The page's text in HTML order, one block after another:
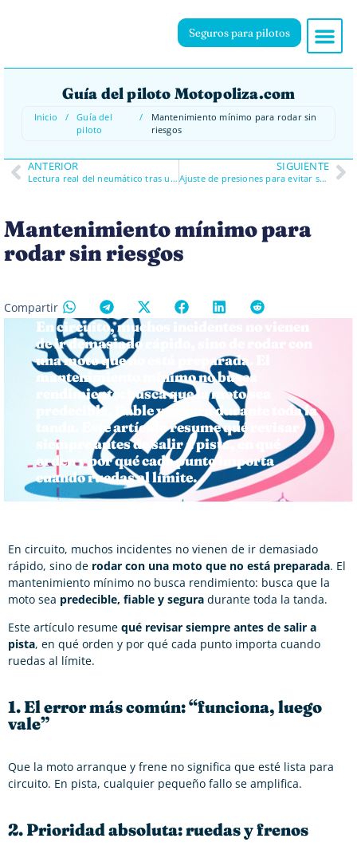
Seguros para pilotos
Guía del piloto Motopoliza.com
Inicio /
Guía del
piloto
/
Mantenimiento mínimo para rodar sin
riesgos
ANTERIOR
Lectura real del neumático tras una tanda
SIGUIENTE
Ajuste de presiones para evitar subviraje
Mantenimiento mínimo para
rodar sin riesgos
Compartir
En circuito, muchos incidentes no vienen
de ir demasiado rápido, sino de rodar con
una moto que no está preparada. El
mantenimiento mínimo no busca
rendimiento: busca que la moto sea
predecible, fiable y segura durante toda la
tanda. Este artículo resume qué revisar
siempre antes de salir a pista, en qué
orden y por qué cada punto importa
cuando ruedas al límite.
En circuito, muchos incidentes no vienen de ir demasiado
rápido, sino de rodar con una moto que no está preparada. El
mantenimiento mínimo no busca rendimiento: busca que la
moto sea predecible, fiable y segura durante toda la tanda.
Este artículo resume qué revisar siempre antes de salir a
pista, en qué orden y por qué cada punto importa cuando
ruedas al límite.
1. El error más común: “funciona, luego
vale”
Que la moto arranque y frene no significa que esté lista para
circuito. En pista, cualquier pequeño fallo se amplifica.
2. Prioridad absoluta: ruedas y frenos